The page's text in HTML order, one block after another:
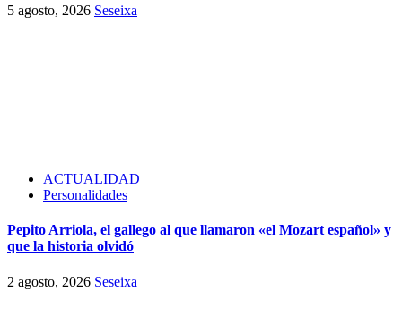
5 agosto, 2026 Seseixa
ACTUALIDAD
Personalidades
Pepito Arriola, el gallego al que llamaron «el Mozart español» y
que la historia olvidó
2 agosto, 2026 Seseixa